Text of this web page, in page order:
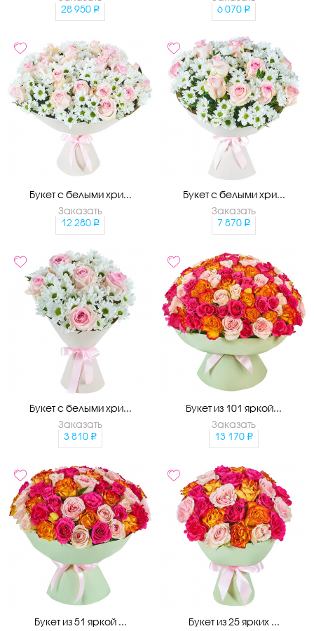
28 950
6 070
Букет с белыми хри...
Заказать
12 280
Букет с белыми хри...
Заказать
7 870
Букет с белыми хри...
Заказать
3 810
Букет из 101 яркой...
Заказать
13 170
Букет из 51 яркой ...
Букет из 25 ярких ...